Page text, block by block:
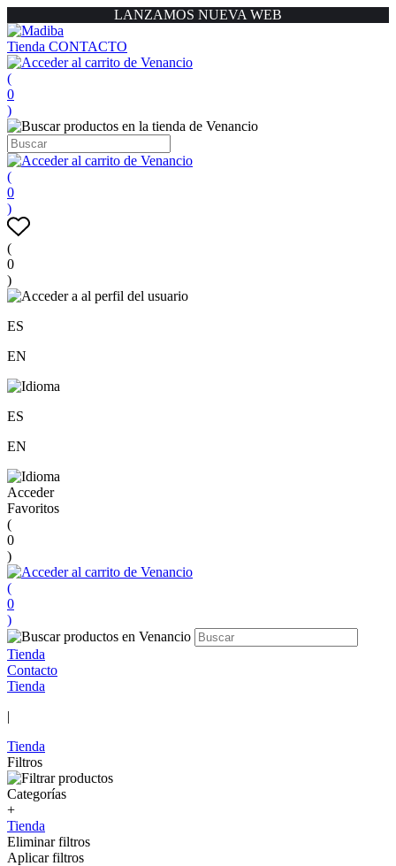
LANZAMOS NUEVA WEB
Tienda CONTACTO
(
0
)
(
0
)
(
0
)
ES
EN
ES
EN
Acceder
Favoritos
(
0
)
(
0
)
Tienda
Contacto
Tienda
|
Tienda
Filtros
Categorías
+
Tienda
Eliminar filtros
Aplicar filtros